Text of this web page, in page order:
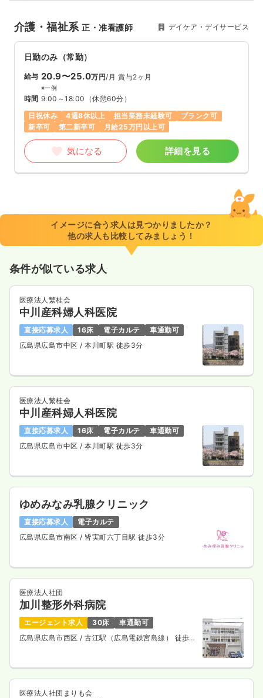
介護・福祉系正・准看護師 デイケア・デイサービス
日勤のみ（常勤）
給与 20.9〜25.0万円/月 賞与2ヶ月
※一例
時間 9:00～18:00 （休憩60分）
日祝休み
4週8休以上 担当業務未経験可
ブランク可
新卒可
第二新卒可 月給25万円以上可
気になる 詳細を見る
イメージに合う求人は見つかりましたか？
他の求人も比較してみましょう！
条件が似ている求人
医療法人繁桂会
中川産科婦人科医院
直接応募求人 16床 電子カルテ
車通勤可
広島県広島市中区/ 本川町駅 徒歩3分
医療法人繁桂会
中川産科婦人科医院
直接応募求人 16床 電子カルテ
車通勤可
広島県広島市中区/ 本川町駅 徒歩3分
ゆめみなみ乳腺クリニック
直接応募求人
電子カルテ
広島県広島市南区/ 皆実町六丁目駅 徒歩3分
医療法人社団
加川整形外科病院
エージェント求人 30床
車通勤可
広島県広島市西区/ 古江駅（広島電鉄宮島線） 徒歩7
医療法人社団まりも会